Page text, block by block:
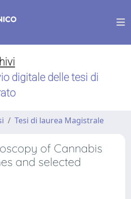
digitale delle tesi di
Tesi di laurea Magistrale
of Cannabis
and selected